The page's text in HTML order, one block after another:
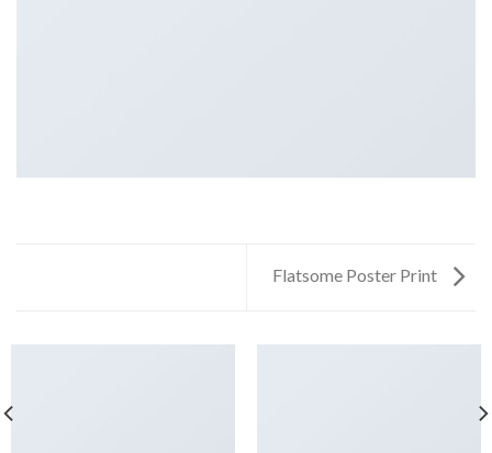
Flatsome Poster Print